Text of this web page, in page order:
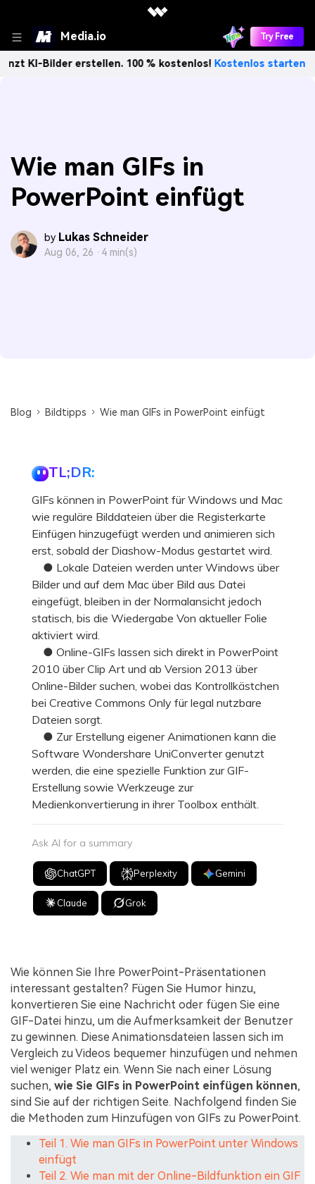
Media.io Try Free
erstellen. 100 % kostenlos!Kostenlos starten→
Wie man GIFs in
PowerPoint einfügt
by Lukas Schneider
Aug 06, 26 · 4 min(s)
Blog Bildtipps Wie man GIFs in PowerPoint einfügt
TL;DR:
GIFs können in PowerPoint für Windows und Mac
wie reguläre Bilddateien über die Registerkarte
Einfügen hinzugefügt werden und animieren sich
erst, sobald der Diashow-Modus gestartet wird.
● Lokale Dateien werden unter Windows über
Bilder und auf dem Mac über Bild aus Datei
eingefügt, bleiben in der Normalansicht jedoch
statisch, bis die Wiedergabe Von aktueller Folie
aktiviert wird.
● Online-GIFs lassen sich direkt in PowerPoint
2010 über Clip Art und ab Version 2013 über
Online-Bilder suchen, wobei das Kontrollkästchen
bei Creative Commons Only für legal nutzbare
Dateien sorgt.
● Zur Erstellung eigener Animationen kann die
Software Wondershare UniConverter genutzt
werden, die eine spezielle Funktion zur GIF-
Erstellung sowie Werkzeuge zur
Medienkonvertierung in ihrer Toolbox enthält.
Ask AI for a summary
ChatGPT Perplexity Gemini
Claude Grok
Wie können Sie Ihre PowerPoint-Präsentationen
interessant gestalten? Fügen Sie Humor hinzu,
konvertieren Sie eine Nachricht oder fügen Sie eine
GIF-Datei hinzu, um die Aufmerksamkeit der Benutzer
zu gewinnen. Diese Animationsdateien lassen sich im
Vergleich zu Videos bequemer hinzufügen und nehmen
viel weniger Platz ein. Wenn Sie nach einer Lösung
suchen, wie Sie GIFs in PowerPoint einfügen können,
sind Sie auf der richtigen Seite. Nachfolgend finden Sie
die Methoden zum Hinzufügen von GIFs zu PowerPoint.
Teil 1. Wie man GIFs in PowerPoint unter Windows
einfügt
Teil 2. Wie man mit der Online-Bildfunktion ein GIF